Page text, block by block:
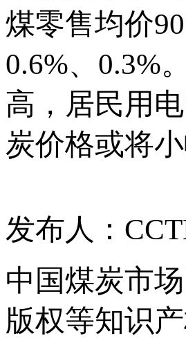
煤零售均价
0.6%、0.3%
高，居民用
炭价格或将小
发布人：
中国煤炭市
版权等知识